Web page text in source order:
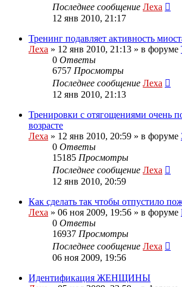
Последнее сообщение Леха
12 янв 2010, 21:17
Тренинг подавляет активность
Леха » 12 янв 2010, 21:13 » в форуме
0 Ответы
6757 Просмотры
Последнее сообщение Леха
12 янв 2010, 21:13
Тренировки с отягощениями очень
возрасте
Леха » 12 янв 2010, 20:59 » в форуме
0 Ответы
15185 Просмотры
Последнее сообщение Леха
12 янв 2010, 20:59
Как сделать так чтобы отпустило
Леха » 06 ноя 2009, 19:56 » в форуме
0 Ответы
16937 Просмотры
Последнее сообщение Леха
06 ноя 2009, 19:56
Идентификация ЖЕНЩИНЫ